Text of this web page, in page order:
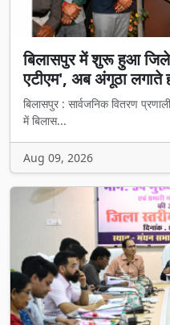
बिलासपुर में शुरू हुआ जिले
एटीएम', अब अंगूठा लगाते
बिलासपुर : सार्वजनिक वितरण
में बिलास...
Aug 09, 2026